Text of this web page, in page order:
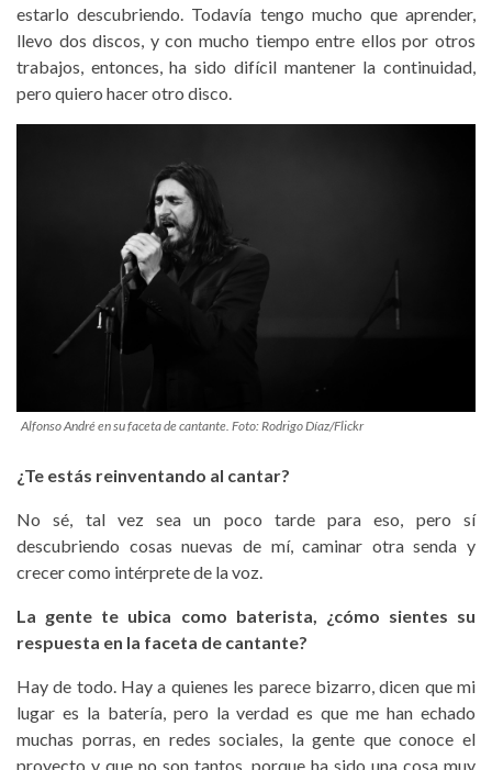
estarlo descubriendo. Todavía tengo mucho que aprender,
llevo dos discos, y con mucho tiempo entre ellos por otros
trabajos, entonces, ha sido difícil mantener la continuidad,
pero quiero hacer otro disco.
Alfonso André en su faceta de cantante. Foto: Rodrigo Díaz/Flickr
¿Te estás reinventando al cantar?
No sé, tal vez sea un poco tarde para eso, pero sí
descubriendo cosas nuevas de mí, caminar otra senda y
crecer como intérprete de la voz.
La gente te ubica como baterista, ¿cómo sientes su
respuesta en la faceta de cantante?
Hay de todo. Hay a quienes les parece bizarro, dicen que mi
lugar es la batería, pero la verdad es que me han echado
muchas porras, en redes sociales, la gente que conoce el
proyecto y que no son tantos, porque ha sido una cosa muy